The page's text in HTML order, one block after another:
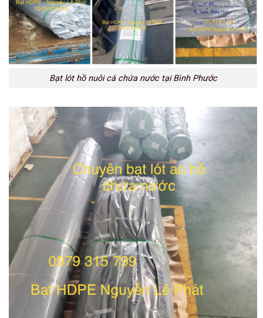
Bạt lót hồ nuôi cá chứa nước tại Bình Phước